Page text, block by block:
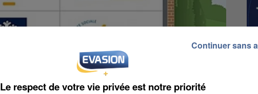
Le respect de votre vie privée est notre priorité
Continuer sans